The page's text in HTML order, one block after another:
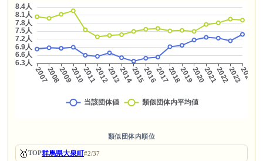
類似団体内順位
🥇TOP群馬県大泉町#2/37